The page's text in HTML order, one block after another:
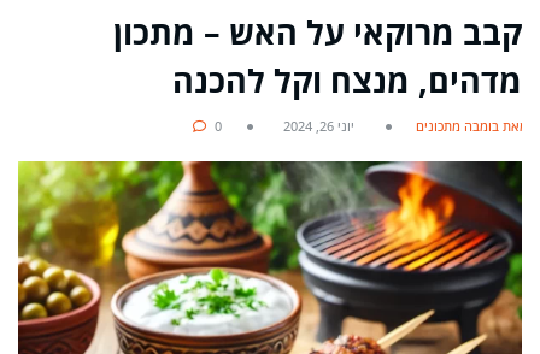
קבב מרוקאי על האש – מתכון
מדהים, מנצח וקל להכנה
מאת בומבה מתכונים יוני 26, 2024 0